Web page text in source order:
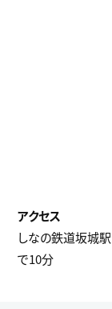
しなの鉄道坂城
で10分